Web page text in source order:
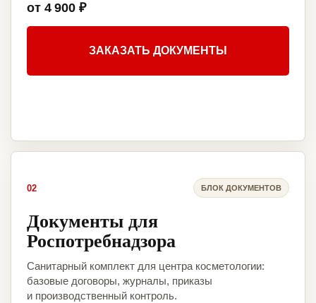
от 4 900 ₽
ЗАКАЗАТЬ ДОКУМЕНТЫ
02 БЛОК ДОКУМЕНТОВ
Документы для
Роспотребнадзора
Санитарный комплект для центра косметологии:
базовые договоры, журналы, приказы
и производственный контроль.